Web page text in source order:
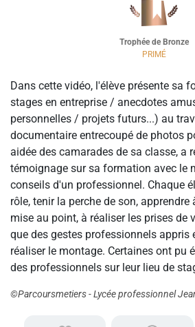
Trophée de Bronze
PRIMÉ
Dans cette vidéo, l'élève présente sa
stages en entreprise / anecdotes
personnelles / projets futurs...) au
documentaire entrecoupé de photos
aidée des camarades de sa classe, a
témoignage sur sa formation avec le
conseils d'un professionnel. Chaque
rôle, tenir la perche de son, apprendre
mise au point, à réaliser les prises de
que des gestes professionnels appris
réaliser le montage. Certaines ont pu
des professionnels sur leur lieu de
©Parcoursmetiers - Lycée professionnel